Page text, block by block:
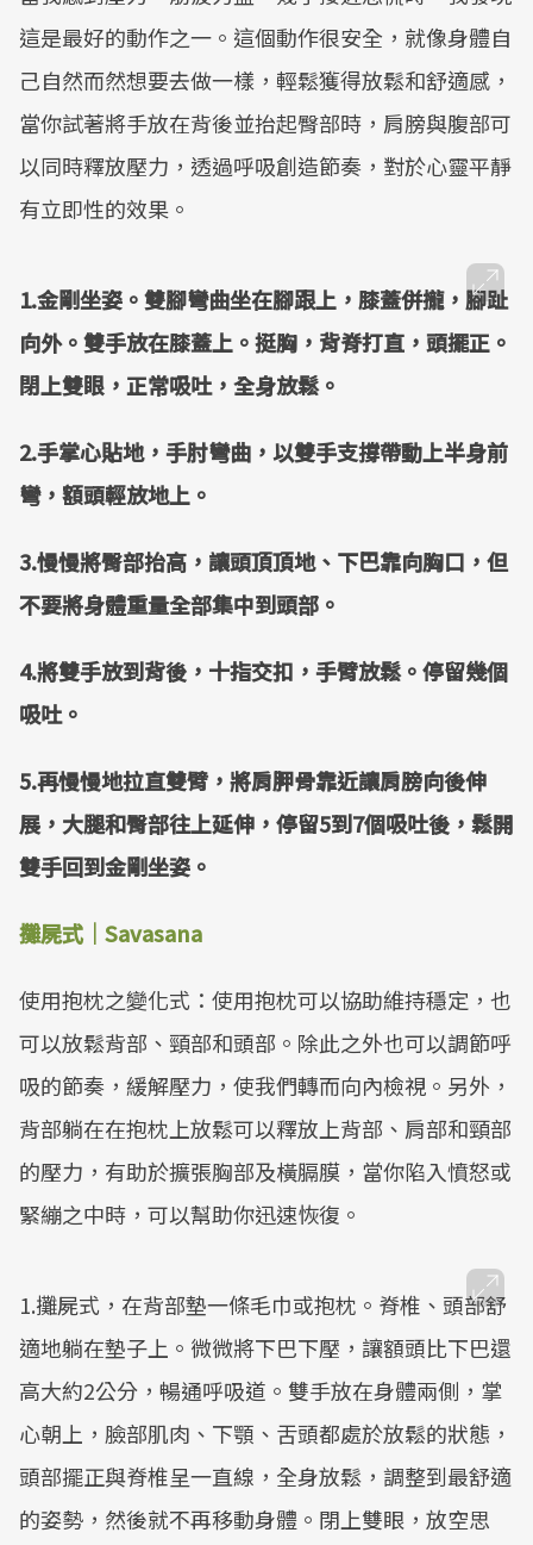
這是最好的動作之一。這個動作很安全，就像身體自
己自然而然想要去做一樣，輕鬆獲得放鬆和舒適感，
當你試著將手放在背後並抬起臀部時，肩膀與腹部可
以同時釋放壓力，透過呼吸創造節奏，對於心靈平靜
有立即性的效果。
1.金剛坐姿。雙腳彎曲坐在腳跟上，膝蓋併攏，腳趾
向外。雙手放在膝蓋上。挺胸，背脊打直，頭擺正。
閉上雙眼，正常吸吐，全身放鬆。
2.手掌心貼地，手肘彎曲，以雙手支撐帶動上半身前
彎，額頭輕放地上。
3.慢慢將臀部抬高，讓頭頂頂地、下巴靠向胸口，但
不要將身體重量全部集中到頭部。
4.將雙手放到背後，十指交扣，手臂放鬆。停留幾個
吸吐。
5.再慢慢地拉直雙臂，將肩胛骨靠近讓肩膀向後伸
展，大腿和臀部往上延伸，停留5到7個吸吐後，鬆開
雙手回到金剛坐姿。
攤屍式｜Savasana
使用抱枕之變化式：使用抱枕可以協助維持穩定，也
可以放鬆背部、頸部和頭部。除此之外也可以調節呼
吸的節奏，緩解壓力，使我們轉而向內檢視。另外，
背部躺在在抱枕上放鬆可以釋放上背部、肩部和頸部
的壓力，有助於擴張胸部及橫膈膜，當你陷入憤怒或
緊繃之中時，可以幫助你迅速恢復。
1.攤屍式，在背部墊一條毛巾或抱枕。脊椎、頭部舒
適地躺在墊子上。微微將下巴下壓，讓額頭比下巴還
高大約2公分，暢通呼吸道。雙手放在身體兩側，掌
心朝上，臉部肌肉、下顎、舌頭都處於放鬆的狀態，
頭部擺正與脊椎呈一直線，全身放鬆，調整到最舒適
的姿勢，然後就不再移動身體。閉上雙眼，放空思